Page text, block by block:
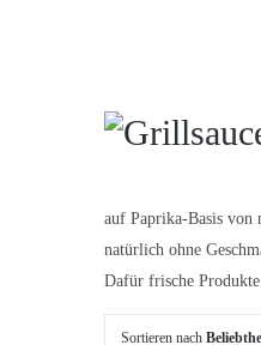
auf Paprika-Basis
natürlich ohne
Dafür frische
Sortieren nach